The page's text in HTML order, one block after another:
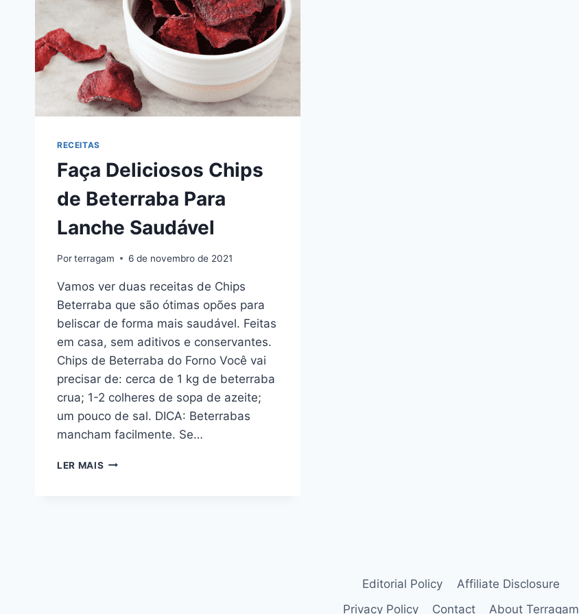
RECEITAS
Faça Deliciosos Chips
de Beterraba Para
Lanche Saudável
Porterragam 6 de novembro de 2021
Vamos ver duas receitas de Chips
Beterraba que são ótimas opões para
beliscar de forma mais saudável. Feitas
em casa, sem aditivos e conservantes.
Chips de Beterraba do Forno Você vai
precisar de: cerca de 1 kg de beterraba
crua; 1-2 colheres de sopa de azeite;
um pouco de sal. DICA: Beterrabas
mancham facilmente. Se…
LER MAIS FAÇA
Editorial Policy
Affiliate Disclosure
Privacy Policy
Contact About Terragam